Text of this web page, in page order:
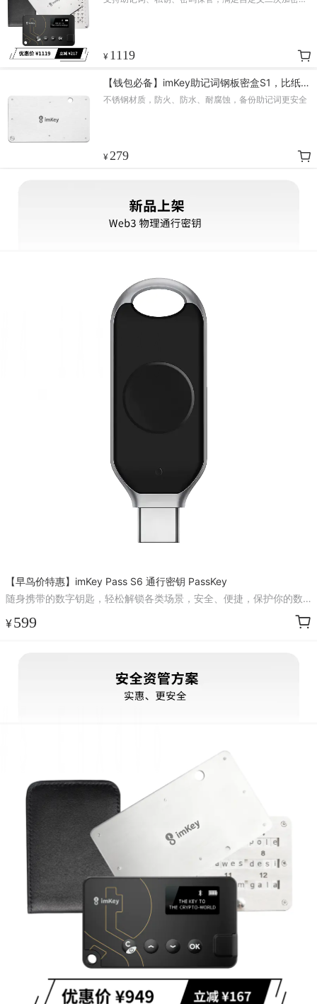
¥ 1119
【钱包必备】imKey助记词钢板密盒S1，比纸张
更可靠
不锈钢材质，防火、防水、耐腐蚀，备份助记词更安全
¥279
【早鸟价特惠】imKey Pass S6 通行密钥 PassKey
随身携带的数字钥匙，轻松解锁各类场景，安全、便捷，保护你的数
¥599